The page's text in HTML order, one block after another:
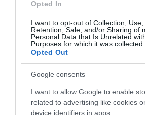
Opted In
I want to opt-out of Collection, Use,
Retention, Sale, and/or Sharing of
Personal Data that Is Unrelated
Purposes for which it was collected.
Opted Out
Google consents
I want to allow Google to enable
related to advertising like cookies
device identifiers in apps.
Business Innovation